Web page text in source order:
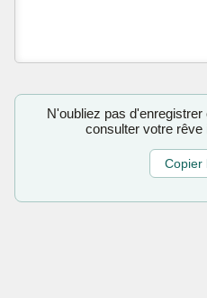
N'oubliez pas
consulter votre rêve
Copier